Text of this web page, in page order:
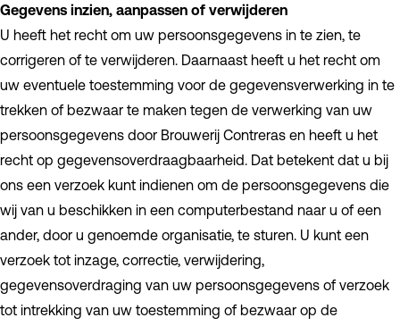
Gegevens inzien, aanpassen of verwijderen
U heeft het recht om uw persoonsgegevens in te zien, te
corrigeren of te verwijderen. Daarnaast heeft u het recht om
uw eventuele toestemming voor de gegevensverwerking in te
trekken of bezwaar te maken tegen de verwerking van uw
persoonsgegevens door Brouwerij Contreras en heeft u het
recht op gegevensoverdraagbaarheid. Dat betekent dat u bij
ons een verzoek kunt indienen om de persoonsgegevens die
wij van u beschikken in een computerbestand naar u of een
ander, door u genoemde organisatie, te sturen. U kunt een
verzoek tot inzage, correctie, verwijdering,
gegevensoverdraging van uw persoonsgegevens of verzoek
tot intrekking van uw toestemming of bezwaar op de